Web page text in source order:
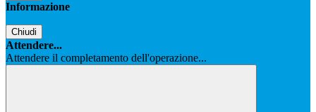
Informazione
Chiudi
Attendere...
Attendere il completamento dell'operazione...